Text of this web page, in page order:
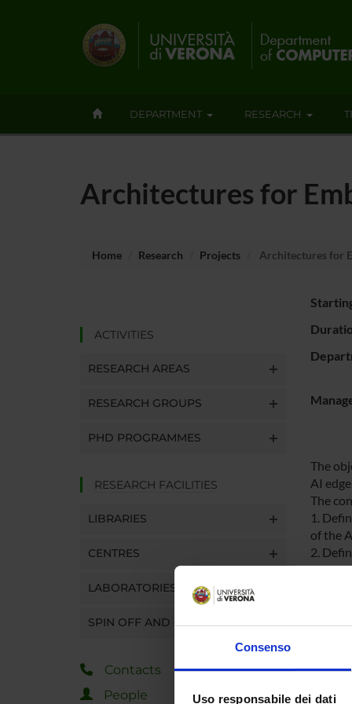
Consenso
Uso responsabile dei dati
DEPARTMENT RESEARCH
Architectures for
Home Research Projects Architectures for
ACTIVITIES
RESEARCH AREAS
RESEARCH GROUPS
PHD PROGRAMMES
RESEARCH FACILITIES
LIBRARIES
CENTRES
LABORATORIES
SPIN OFF AND COMPANIES
Contacts
People
The
AI
The
1.
of the
2.
3.
4.
5.